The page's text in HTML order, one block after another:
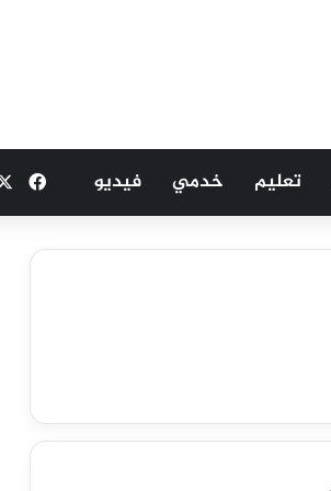
تعليم خدمي فيديو